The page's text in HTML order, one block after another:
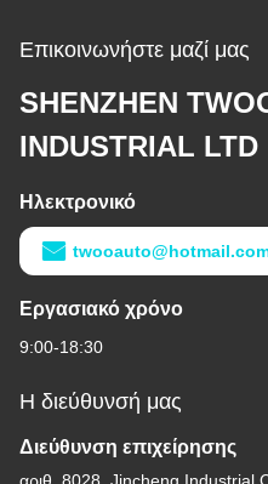
Επικοινωνήστε μαζί μας
SHENZHEN
INDUSTRIAL LTD
Ηλεκτρονικό
Εργασιακό χρόνο
9:00-18:30
Η διεύθυνσή μας
Διεύθυνση επιχείρησης
αριθ. 8028, Jincheng Industrial